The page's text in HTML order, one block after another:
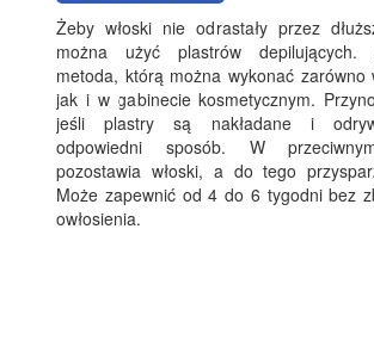
Żeby włoski nie odrastały przez
można użyć plastrów
metoda, którą można wykonać zarówno
jak i w gabinecie kosmetycznym.
jeśli plastry są nakładane i
odpowiedni sposób. W
pozostawia włoski, a do tego
Może zapewnić od 4 do 6 tygodni bez
owłosienia.